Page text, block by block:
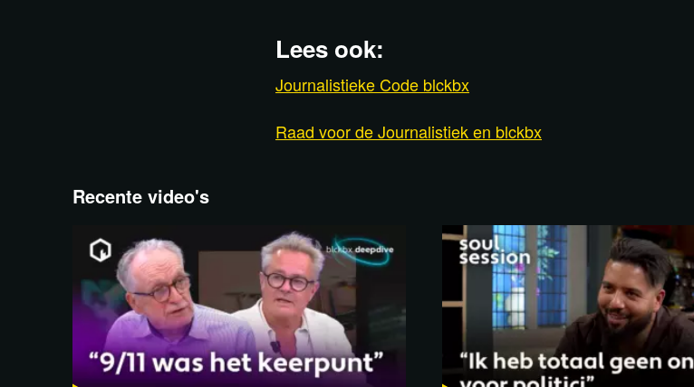
Lees ook:
Journalistieke Code blckbx
Raad voor de Journalistiek en blckbx
Recente video's